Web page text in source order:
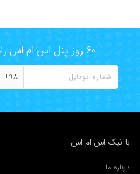
60 روز پنل اس ام اس رایگان، امتحان کنید!
+98
با نیک اس ام اس
درباره ما